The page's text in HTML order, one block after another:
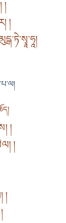
།
།
།
།